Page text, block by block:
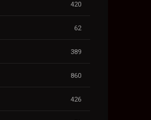
420
62
389
860
426